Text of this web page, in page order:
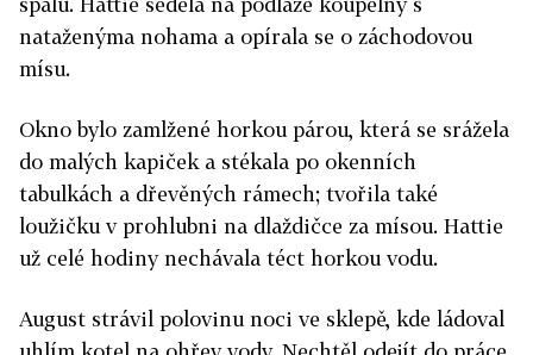
nataženýma nohama a opírala se o záchodovou
mísu.
Okno bylo zamlžené horkou párou, která se srážela
do malých kapiček a stékala po okenních
tabulkách a dřevěných rámech; tvořila také
loužičku v prohlubni na dlaždičce za mísou. Hattie
už celé hodiny nechávala téct horkou vodu.
August strávil polovinu noci ve sklepě, kde ládoval